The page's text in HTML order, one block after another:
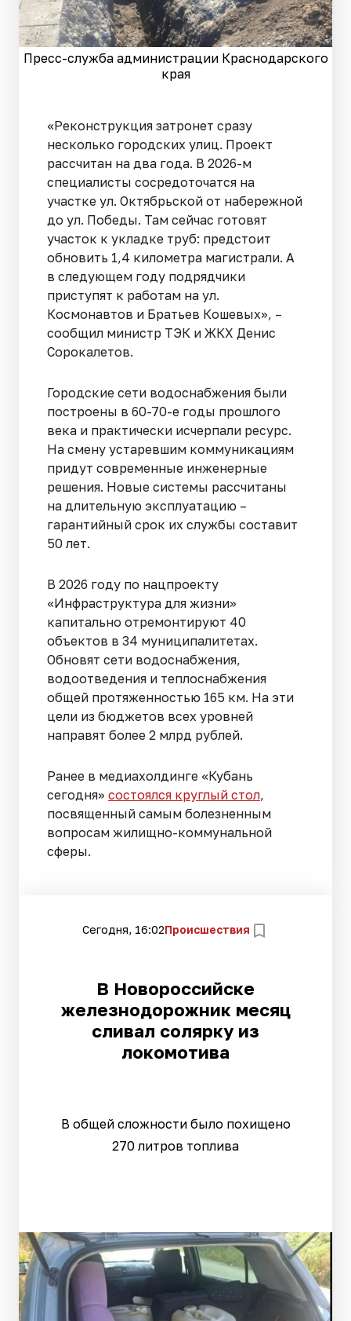
Пресс-служба администрации Краснодарского
края
«Реконструкция затронет сразу
несколько городских улиц. Проект
рассчитан на два года. В 2026-м
специалисты сосредоточатся на
участке ул. Октябрьской от набережной
до ул. Победы. Там сейчас готовят
участок к укладке труб: предстоит
обновить 1,4 километра магистрали. А
в следующем году подрядчики
приступят к работам на ул.
Космонавтов и Братьев Кошевых», –
сообщил министр ТЭК и ЖКХ Денис
Сорокалетов.
Городские сети водоснабжения были
построены в 60-70-е годы прошлого
века и практически исчерпали ресурс.
На смену устаревшим коммуникациям
придут современные инженерные
решения. Новые системы рассчитаны
на длительную эксплуатацию –
гарантийный срок их службы составит
50 лет.
В 2026 году по нацпроекту
«Инфраструктура для жизни»
капитально отремонтируют 40
объектов в 34 муниципалитетах.
Обновят сети водоснабжения,
водоотведения и теплоснабжения
общей протяженностью 165 км. На эти
цели из бюджетов всех уровней
направят более 2 млрд рублей.
Ранее в медиахолдинге «Кубань
сегодня» состоялся круглый стол,
посвященный самым болезненным
вопросам жилищно-коммунальной
сферы.
Сегодня, 16:02Происшествия
В Новороссийске
железнодорожник месяц
сливал солярку из
локомотива
В общей сложности было похищено
270 литров топлива